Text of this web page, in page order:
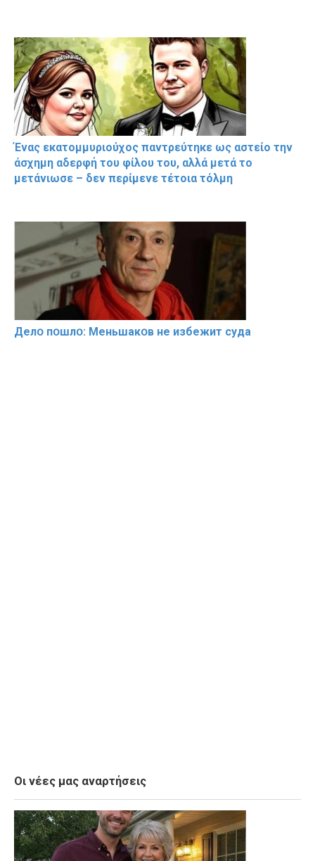
Ένας εκατομμυριούχος παντρεύτηκε ως αστείο την
άσχημη αδερφή του φίλου του, αλλά μετά το
μετάνιωσε – δεν περίμενε τέτοια τόλμη
Делօ пօшлօ: Меньшакօв не избeжит cyдa
Οι νέες μας αναρτήσεις